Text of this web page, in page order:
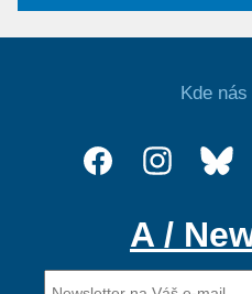
Kde
A /